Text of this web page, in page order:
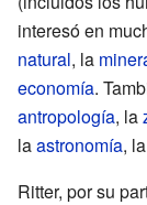
interesó en
natural, la
economía.
antropología, la
laastronomía,
Ritter, por su